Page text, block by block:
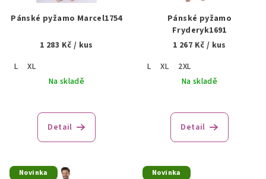
Pánské pyžamo Marcel1754
1 283 Kč / kus
L
XL
Na skladě
Detail
Pánské pyžamo
Fryderyk1691
1 267 Kč / kus
L
XL
2XL
Na skladě
Detail
Novinka Novinka